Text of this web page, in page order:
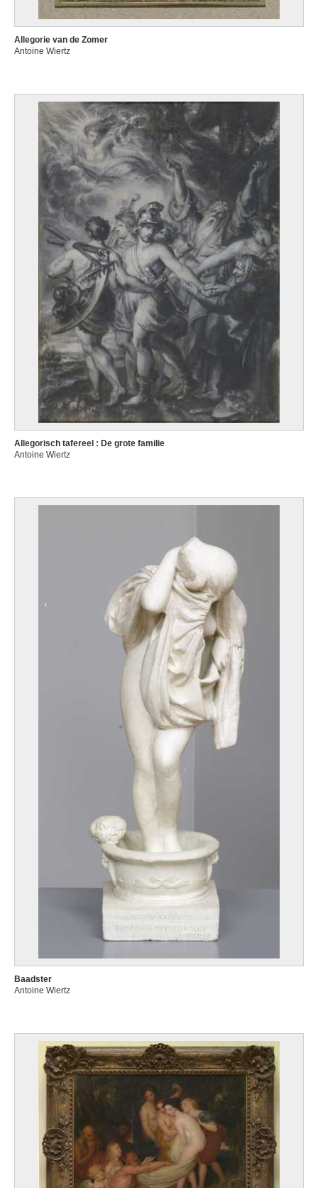
Allegorie van de Zomer
Antoine Wiertz
Allegorisch tafereel : De grote familie
Antoine Wiertz
Baadster
Antoine Wiertz